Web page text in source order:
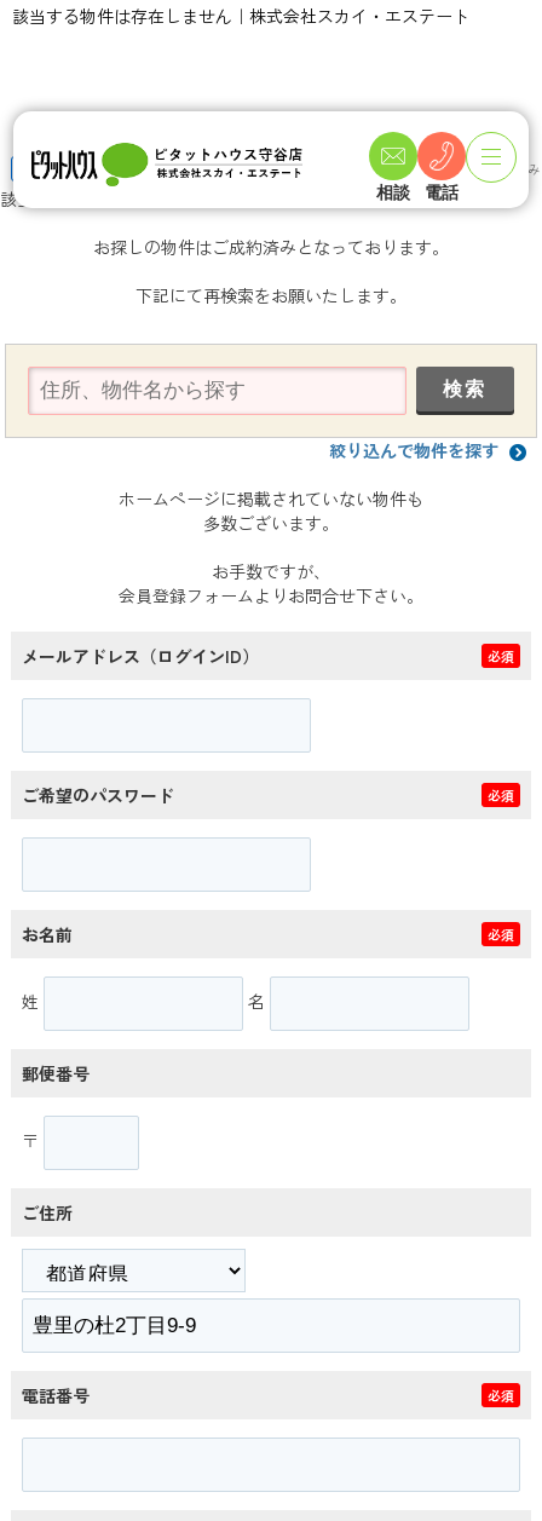
該当する物件は存在しません｜株式会社スカイ・エステート
相談 電話
TOPページ 物件検索 土地・売地 つくば市 つくばエクスプレス ご成約済み
該当する物件は存在しません
お探しの物件はご成約済みとなっております。
下記にて再検索をお願いたします。
絞り込んで物件を探す
ホームページに掲載されていない物件も
多数ございます。
お手数ですが、
会員登録フォームよりお問合せ下さい。
メールアドレス（ログインID） 必須
ご希望のパスワード 必須
お名前 必須
姓 名
郵便番号
〒
ご住所
電話番号 必須